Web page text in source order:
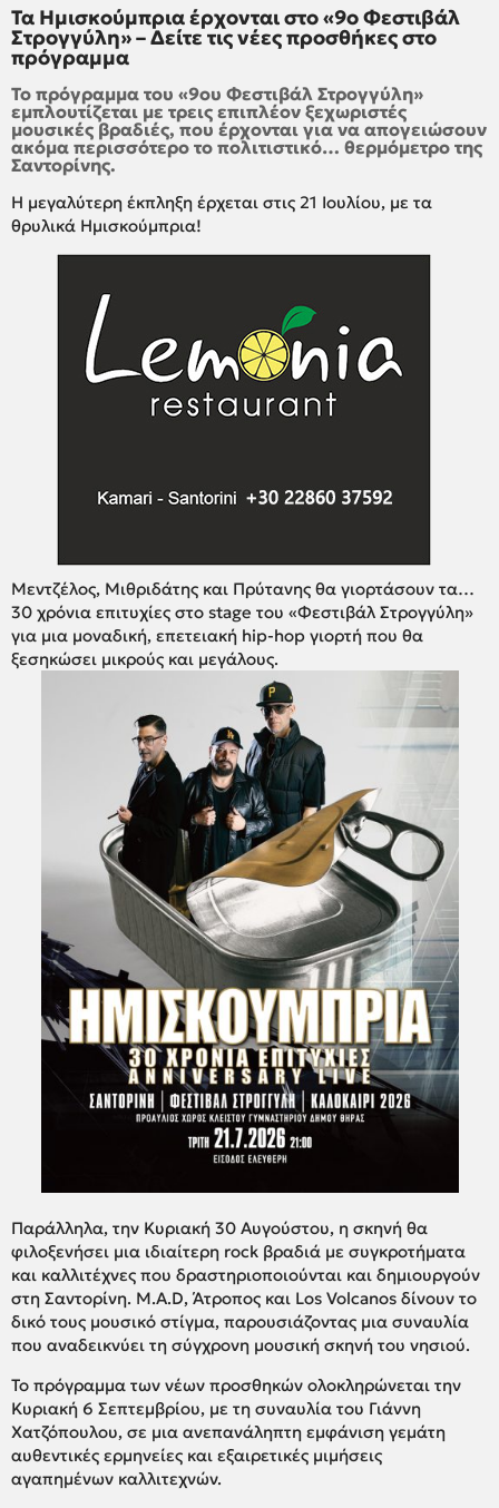
Τα Ημισκούμπρια έρχονται στο «9ο Φεστιβάλ
Στρογγύλη» – Δείτε τις νέες προσθήκες στο
πρόγραμμα
Το πρόγραμμα του «9ου Φεστιβάλ Στρογγύλη»
εμπλουτίζεται με τρεις επιπλέον ξεχωριστές
μουσικές βραδιές, που έρχονται για να απογειώσουν
ακόμα περισσότερο το πολιτιστικό… θερμόμετρο της
Σαντορίνης.
Η μεγαλύτερη έκπληξη έρχεται στις 21 Ιουλίου, με τα
θρυλικά Ημισκούμπρια!
Μεντζέλος, Μιθριδάτης και Πρύτανης θα γιορτάσουν τα…
30 χρόνια επιτυχίες στο stage του «Φεστιβάλ Στρογγύλη»
για μια μοναδική, επετειακή hip-hop γιορτή που θα
ξεσηκώσει μικρούς και μεγάλους.
Παράλληλα, την Κυριακή 30 Αυγούστου, η σκηνή θα
φιλοξενήσει μια ιδιαίτερη rock βραδιά με συγκροτήματα
και καλλιτέχνες που δραστηριοποιούνται και δημιουργούν
στη Σαντορίνη. M.A.D, Άτροπος και Los Volcanos δίνουν το
δικό τους μουσικό στίγμα, παρουσιάζοντας μια συναυλία
που αναδεικνύει τη σύγχρονη μουσική σκηνή του νησιού.
Το πρόγραμμα των νέων προσθηκών ολοκληρώνεται την
Κυριακή 6 Σεπτεμβρίου, με τη συναυλία του Γιάννη
Χατζόπουλου, σε μια ανεπανάληπτη εμφάνιση γεμάτη
αυθεντικές ερμηνείες και εξαιρετικές μιμήσεις
αγαπημένων καλλιτεχνών.